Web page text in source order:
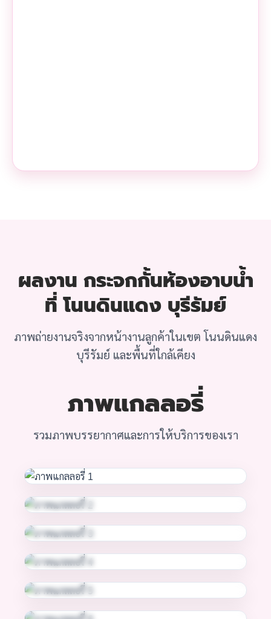
ผลงาน กระจกกั้นห้องอาบน้ำ
ที่ โนนดินแดง บุรีรัมย์
ภาพถ่ายงานจริงจากหน้างานลูกค้าในเขต โนนดินแดง
บุรีรัมย์ และพื้นที่ใกล้เคียง
ภาพแกลลอรี่
รวมภาพบรรยากาศและการให้บริการของเรา